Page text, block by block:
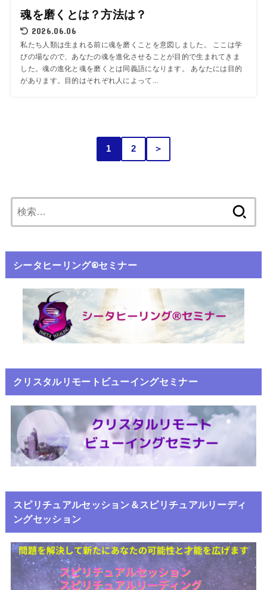
魂を磨くとは？方法は？
2026.06.06
私たち人類は生まれる前に魂を磨くことを意図しました。 ここは学
びの場なので、あなたの魂を進化させることが目的で生まれてきま
した。魂の進化と魂を磨くとは同義語になります。 あなたには目的
があります。目的はそれぞれ人によって...
1 2 ＞
シータヒーリング®️セミナー
クリスタルリモートビューイングセミナー
スピリチュアルセッション＆スピリチュアルリーディ
ングセッション